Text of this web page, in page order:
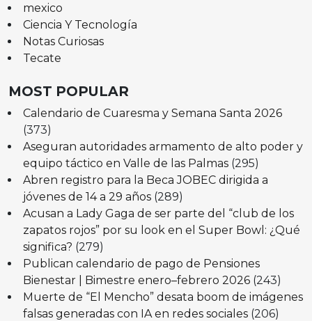
mexico
Ciencia Y Tecnología
Notas Curiosas
Tecate
MOST POPULAR
Calendario de Cuaresma y Semana Santa 2026
(373)
Aseguran autoridades armamento de alto poder y
equipo táctico en Valle de las Palmas (295)
Abren registro para la Beca JOBEC dirigida a
jóvenes de 14 a 29 años (289)
Acusan a Lady Gaga de ser parte del “club de los
zapatos rojos” por su look en el Super Bowl: ¿Qué
significa? (279)
Publican calendario de pago de Pensiones
Bienestar | Bimestre enero–febrero 2026 (243)
Muerte de “El Mencho” desata boom de imágenes
falsas generadas con IA en redes sociales (206)